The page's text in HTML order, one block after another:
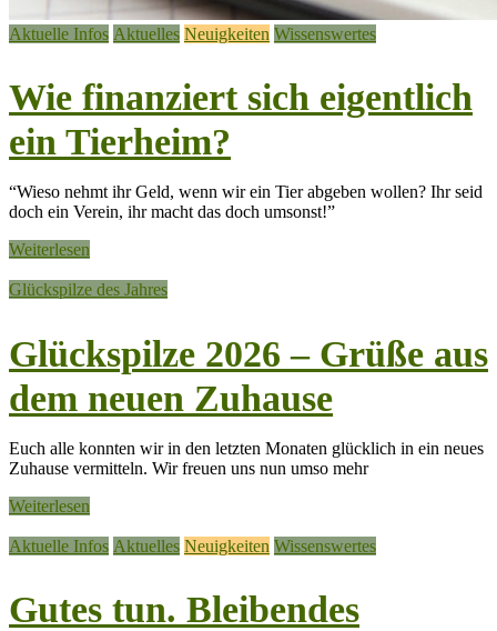
Aktuelle Infos Aktuelles Neuigkeiten Wissenswertes
Wie finanziert sich eigentlich
ein Tierheim?
“Wieso nehmt ihr Geld, wenn wir ein Tier abgeben wollen? Ihr seid
doch ein Verein, ihr macht das doch umsonst!”
Weiterlesen
Glückspilze des Jahres
Glückspilze 2026 – Grüße aus
dem neuen Zuhause
Euch alle konnten wir in den letzten Monaten glücklich in ein neues
Zuhause vermitteln. Wir freuen uns nun umso mehr
Weiterlesen
Aktuelle Infos Aktuelles Neuigkeiten Wissenswertes
Gutes tun. Bleibendes